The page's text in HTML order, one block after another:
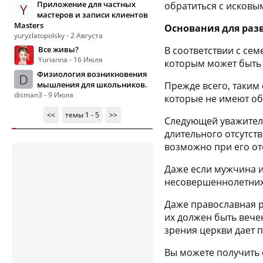
Y
Приложение для частных
мастеров и записи клиентов
Masters
yuryzlatopolsky - 2 Августа
Все живы?
Yurianna - 16 Июля
D
Физиология возникновения
мышления для школьников.
disman3 - 9 Июля
<<
темы 1 - 5 >>
обратиться с
Основания для
В соответствии с
которым может
Прежде всего,
которые не имеют
Следующей
длительного
возможно при его
Даже если мужчина
Даже православная
их должен быть
зрения церкви дает
Вы можете